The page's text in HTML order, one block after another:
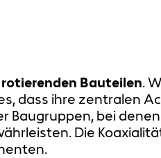
rotierenden Bauteilen.
dass ihre zentralen
Baugruppen, bei
Die